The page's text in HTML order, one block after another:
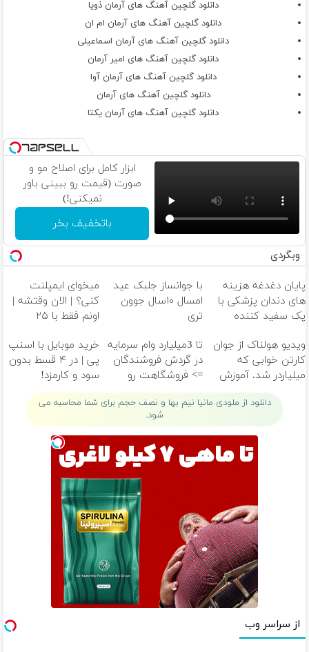
دانلود گلچین آهنگ های آرمان ذویا
دانلود گلچین آهنگ های آرمان ام ان
دانلود گلچین آهنگ های آرمان اسماعیلی
دانلود گلچین آهنگ های امیر آرمان
دانلود گلچین آهنگ های آرمان آوا
دانلود گلچین آهنگ های آرمان
دانلود گلچین آهنگ های آرمان یکتا
ابزار کامل برای اصلاح مو و
صورت (قیمت رو ببینی باور
نمیکنی!)
باتخفیف بخر
وبگردی
پایان دغدغه هزینه
های دندان پزشکی با
پک سفید کننده
با جوانساز جلبک عید
امسال ۱۰سال جوون
تری
میخوای ایمپلنت
کنی؟ | الان وقتشه |
اونم فقط با ۲۵
ویدیو هولناک از جوان
کارتن خوابی که
میلیاردر شد. آموزش
تا 3میلیارد وام سرمایه
در گردش فروشندگان
=> فروشگاهت رو
ثبت کن
خرید موبایل با اسنپ
پی | در ۴ قسط بدون
سود و کارمزد!
دانلود از ملودی مانیا نیم بها و نصف حجم برای شما محاسبه می
شود.
از سراسر وب